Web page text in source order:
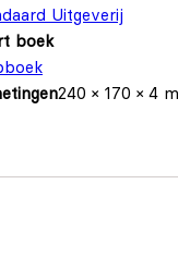
Uitgeverij
boek
240 × 170 × 4